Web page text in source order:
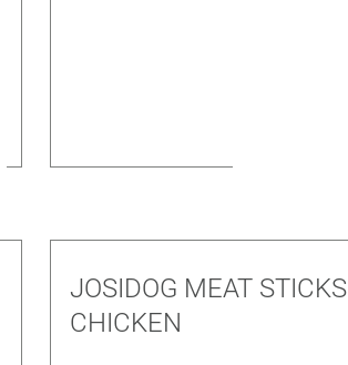
JOSIDOG MEAT STICKS
CHICKEN